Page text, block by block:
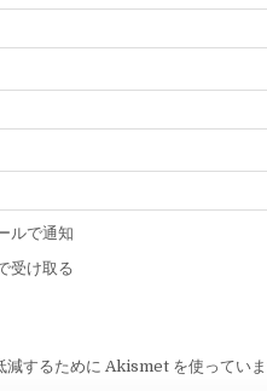
ルで通知
受け取る
減するために Akismet を使っていま